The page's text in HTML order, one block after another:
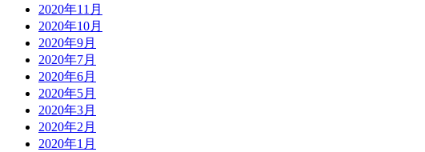
2020年11月
2020年10月
2020年9月
2020年7月
2020年6月
2020年5月
2020年3月
2020年2月
2020年1月